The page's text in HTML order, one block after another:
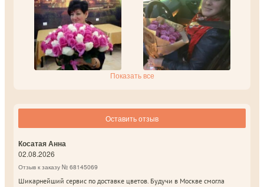
Показать все
Оставить отзыв
Косатая Анна
02.08.2026
Отзыв к заказу № 68145069
Шикарнейший сервис по доставке цветов. Будучи в Москве смогла